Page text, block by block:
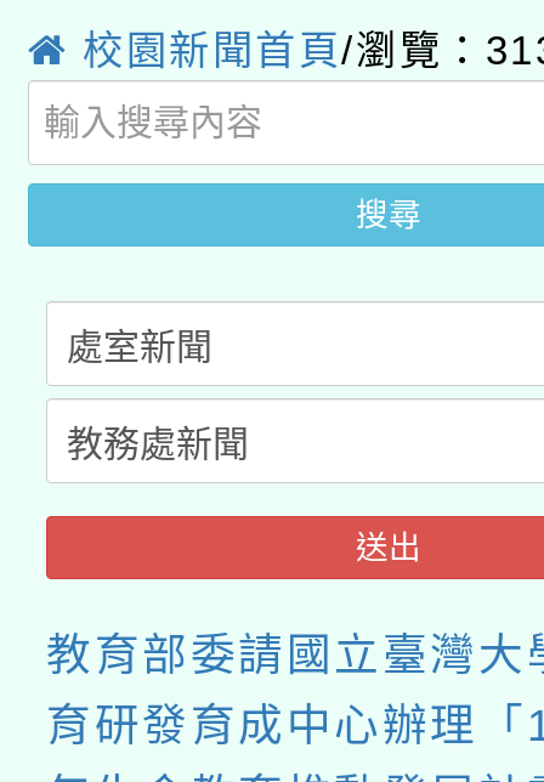
用水績優單位及節水達
動」
桃園市孔廟祈福系列
開 智慧啟航」
2026年桃園地景藝術
校園新聞首頁/瀏覽：
搜尋
送出
教育部委請國立臺灣大
育研發育成中心辦理